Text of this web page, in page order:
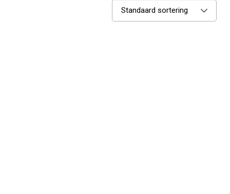
Standaard sortering